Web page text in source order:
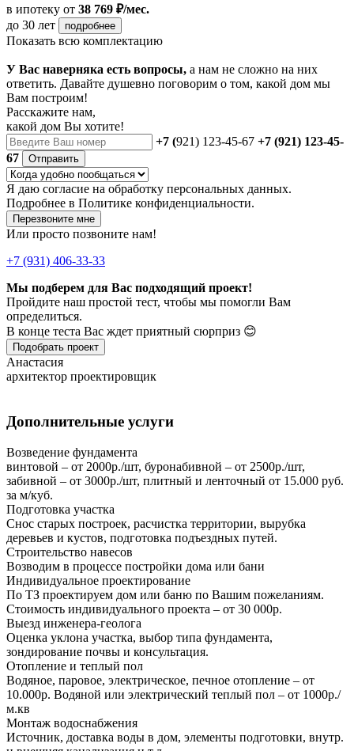
в ипотеку от 38 769 ₽/мес.
до 30 лет
подробнее
Показать всю комплектацию
У Вас наверняка есть вопросы, а нам не сложно на них
ответить. Давайте душевно поговорим о том, какой дом мы
Вам построим!
Расскажите нам,
какой дом Вы хотите!
+7 (921) 123-45-67 +7 (921) 123-45-
67
Отправить
Я даю согласие на обработку персональных данных.
Подробнее в Политике конфиденциальности.
Перезвоните мне
Или просто позвоните нам!
+7 (931) 406-33-33
Мы подберем для Вас подходящий проект!
Пройдите наш простой тест, чтобы мы помогли Вам
определиться.
В конце теста Вас ждет приятный сюрприз 😊
Подобрать проект
Анастасия
архитектор проектировщик
Дополнительные услуги
Возведение фундамента
винтовой – от 2000р./шт, буронабивной – от 2500р./шт,
забивной – от 3000р./шт, плитный и ленточный от 15.000 руб.
за м/куб.
Подготовка участка
Снос старых построек, расчистка территории, вырубка
деревьев и кустов, подготовка подъездных путей.
Строительство навесов
Возводим в процессе постройки дома или бани
Индивидуальное проектирование
По ТЗ проектируем дом или баню по Вашим пожеланиям.
Стоимость индивидуального проекта – от 30 000р.
Выезд инженера-геолога
Оценка уклона участка, выбор типа фундамента,
зондирование почвы и консультация.
Отопление и теплый пол
Водяное, паровое, электрическое, печное отопление – от
10.000р. Водяной или электрический теплый пол – от 1000р./
м.кв
Монтаж водоснабжения
Источник, доставка воды в дом, элементы подготовки, внутр.